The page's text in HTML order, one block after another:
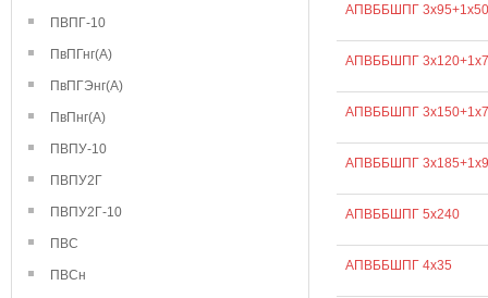
ПВПГ-10
ПвПГнг(А)
ПвПГЭнг(А)
ПвПнг(А)
ПВПУ-10
ПВПУ2Г
ПВПУ2Г-10
ПВС
ПВСн
АПВББШПГ 3х95+1х50
АПВББШПГ
АПВББШПГ
АПВББШПГ
АПВББШПГ 5х240
АПВББШПГ 4х35